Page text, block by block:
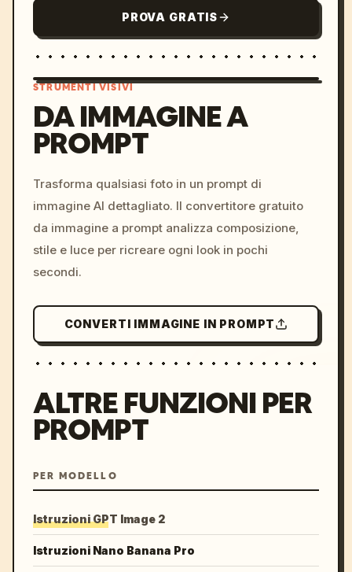
PROVA GRATIS
colors, 8k --v 6.0
STRUMENTI VISIVI
DA IMMAGINE A
PROMPT
Trasforma qualsiasi foto in un prompt di
immagine AI dettagliato. Il convertitore gratuito
da immagine a prompt analizza composizione,
stile e luce per ricreare ogni look in pochi
secondi.
CONVERTI IMMAGINE IN PROMPT
ALTRE FUNZIONI PER
PROMPT
PER MODELLO
Istruzioni GPT Image 2
Istruzioni Nano Banana Pro